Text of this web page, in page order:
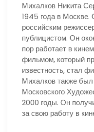
Михалков Никита
1945 года в Москве.
российским
публицистом. Он
пор работает в
фильмом, который
известность, стал
Михалков также
Московского
2000 годы. Он
за свою работу в